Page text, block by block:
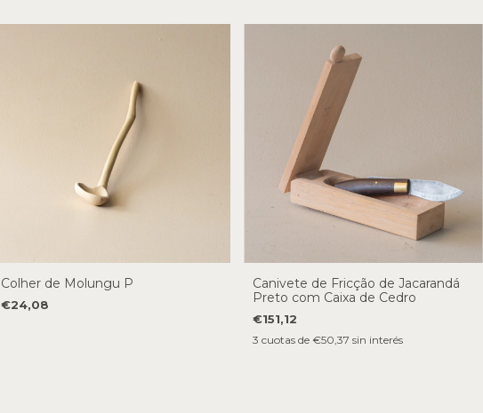
Colher de Molungu P
€24,08
Canivete de Fricção de Jacarandá
Preto com Caixa de Cedro
€151,12
3 cuotas de€50,37 sin interés